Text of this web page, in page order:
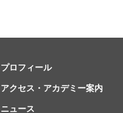
プロフィール
アクセス・アカデミー案内
ニュース